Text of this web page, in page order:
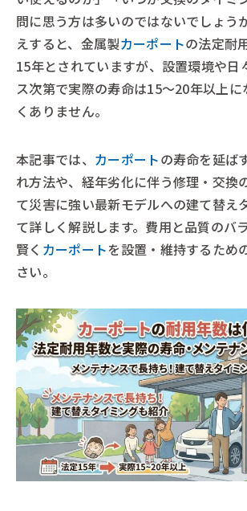
問に思う方は多いのではないでしょう
えすると、金属製カーポートの法定耐
15年とされていますが、設置環境や日
ス次第で実際の寿命は15〜20年以上に
くありません。
本記事では、 カーポートの寿命を延ば
れ方法や、経年劣化に伴う修理・交換
て災害に強い最新モデルへの建て替え
て詳しく解説します。費用と品質のバ
賢く カーポートを設置・維持するため
さい。